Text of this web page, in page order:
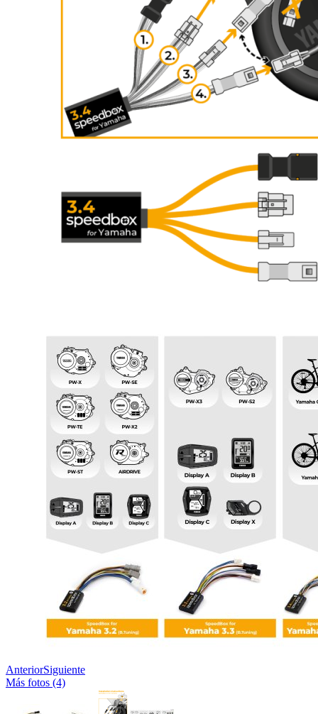
AnteriorSiguiente
Más fotos (4)